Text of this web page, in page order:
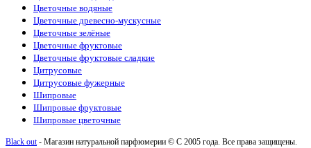
Цветочные водяные
Цветочные древесно-мускусные
Цветочные зелёные
Цветочные фруктовые
Цветочные фруктовые сладкие
Цитрусовые
Цитрусовые фужерные
Шипровые
Шипровые фруктовые
Шипровые цветочные
Black out- Магазин натуральной парфюмерии © С 2005 года. Все права защищены.